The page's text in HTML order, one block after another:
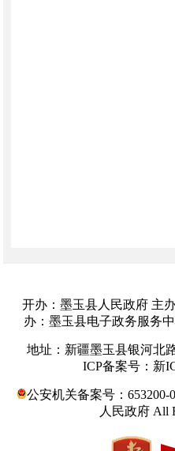
开办：墨玉县人民政府 主
办：墨玉县电子政务服务
地址：新疆墨玉县银河北
ICP备案号：新
公安机关备案号：653200-
人民政府 All